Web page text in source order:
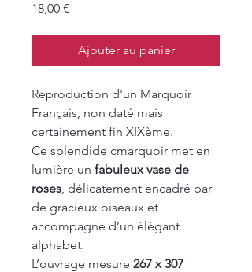
18,00 €
Ajouter au panier
Reproduction d'un Marquoir
Français, non daté mais
certainement fin XIXème.
Ce splendide cmarquoir met en
lumière un fabuleux vase de
roses, délicatement encadré par
de gracieux oiseaux et
accompagné d’un élégant
alphabet.
L’ouvrage mesure 267 x 307